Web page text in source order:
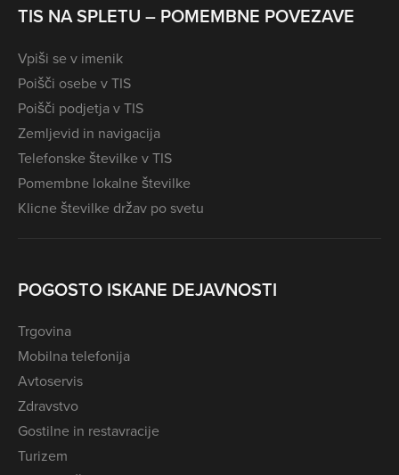
TIS NA SPLETU – POMEMBNE POVEZAVE
Vpiši se v imenik
Poišči osebe v TIS
Poišči podjetja v TIS
Zemljevid in navigacija
Telefonske številke v TIS
Pomembne lokalne številke
Klicne številke držav po svetu
POGOSTO ISKANE DEJAVNOSTI
Trgovina
Mobilna telefonija
Avtoservis
Zdravstvo
Gostilne in restavracije
Turizem